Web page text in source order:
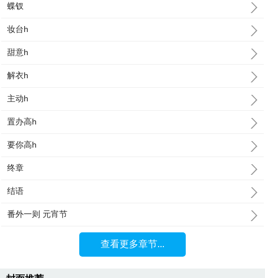
蝶钗
妆台h
甜意h
解衣h
主动h
置办高h
要你高h
终章
结语
番外一则 元宵节
查看更多章节...